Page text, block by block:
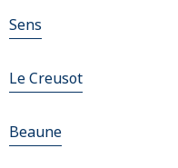
Sens
Le Creusot
Beaune